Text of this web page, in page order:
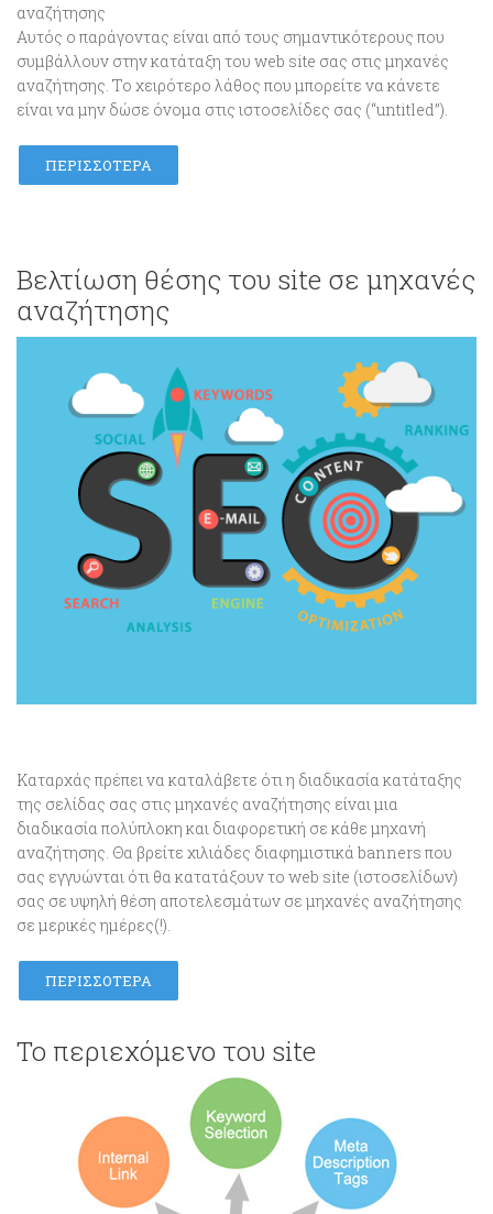
αναζήτησης
Αυτός ο παράγοντας είναι από τους σημαντικότερους που
συμβάλλουν στην κατάταξη του web site σας στις μηχανές
αναζήτησης. Το χειρότερο λάθος που μπορείτε να κάνετε
είναι να μην δώσε όνομα στις ιστοσελίδες σας (“untitled”).
ΠΕΡΙΣΣΌΤΕΡΑ
Bελτίωση θέσης του site σε μηχανές
αναζήτησης
Καταρχάς πρέπει να καταλάβετε ότι η διαδικασία κατάταξης
της σελίδας σας στις μηχανές αναζήτησης είναι μια
διαδικασία πολύπλοκη και διαφορετική σε κάθε μηχανή
αναζήτησης. Θα βρείτε χιλιάδες διαφημιστικά banners που
σας εγγυώνται ότι θα κατατάξουν το web site (ιστοσελίδων)
σας σε υψηλή θέση αποτελεσμάτων σε μηχανές αναζήτησης
σε μερικές ημέρες(!).
ΠΕΡΙΣΣΌΤΕΡΑ
Το περιεχόμενο του site